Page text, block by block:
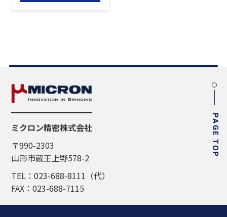
PAGE TOP
ミクロン精密株式会社
〒990-2303
山形市蔵王上野578-2
TEL：023-688-8111（代）
FAX：023-688-7115